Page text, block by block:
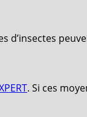
. Si ces